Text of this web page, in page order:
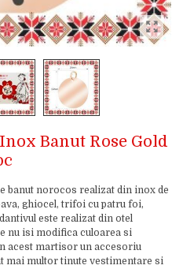
Banut Rose Gold
banut norocos realizat din inox de
ghiocel, trifoi cu patru foi,
este realizat din otel
nu isi modifica culoarea si
acest martisor un accesoriu
mai multor tinute vestimentare si